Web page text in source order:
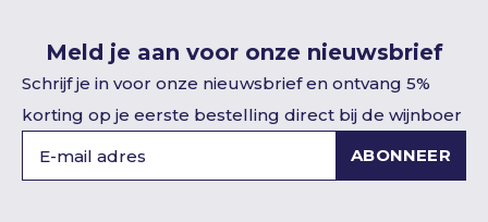
Meld je aan voor onze nieuwsbrief
Schrijf je in voor onze nieuwsbrief en ontvang 5%
korting op je eerste bestelling direct bij de wijnboer
ABONNEER